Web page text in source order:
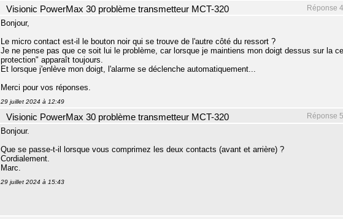
Réponse
Visionic PowerMax 30 problème transmetteur MCT-320
Bonjour,
Le micro contact est-il le bouton noir qui se trouve de l'autre côté du ressort ?
Je ne pense pas que ce soit lui le problème, car lorsque je maintiens mon doigt dessus sur la
protection" apparaît toujours.
Et lorsque j'enlève mon doigt, l'alarme se déclenche automatiquement...
Merci pour vos réponses.
29 juillet 2024 à 12:49
Réponse
Visionic PowerMax 30 problème transmetteur MCT-320
Bonjour.
Que se passe-t-il lorsque vous comprimez les deux contacts (avant et arrière) ?
Cordialement.
Marc.
29 juillet 2024 à 15:43